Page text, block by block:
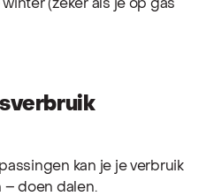
(zeker als je op gas
kan je je verbruik
– doen dalen.